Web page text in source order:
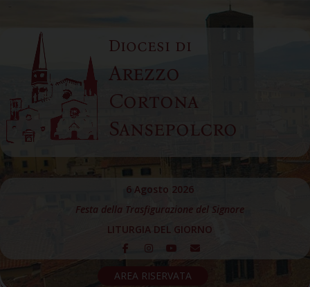
content
Diocesi di
Arezzo
Cortona
Sansepolcro
6 Agosto 2026
Festa della Trasfigurazione del Signore
LITURGIA DEL GIORNO
AREA RISERVATA